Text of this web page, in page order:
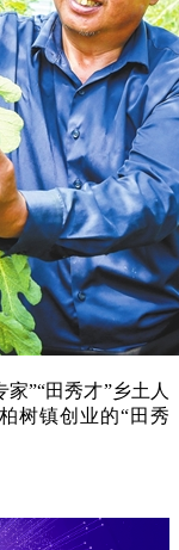
”“田秀才”乡土人
树镇创业的“田秀